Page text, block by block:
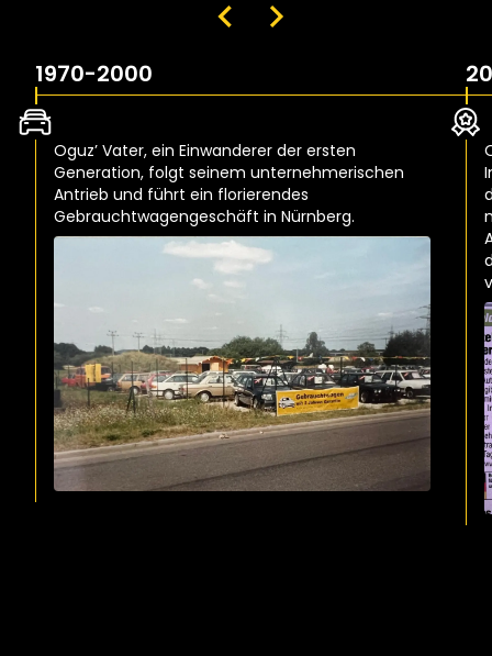
1970-2000
Oguz’ Vater, ein Einwanderer der ersten
Generation, folgt seinem unternehmerischen
Antrieb und führt ein florierendes
Gebrauchtwagengeschäft in Nürnberg.